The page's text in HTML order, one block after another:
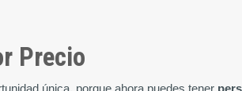
Precio
única, porque ahora puedes tener